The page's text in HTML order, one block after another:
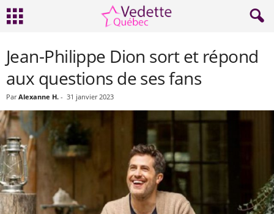
Jean-Philippe Dion sort et répond
aux questions de ses fans
Par Alexanne H. - 31 janvier 2023